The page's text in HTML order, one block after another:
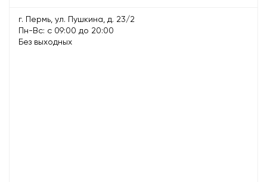
г. Пермь, ул. Пушкина, д. 23/2
Пн-Вс: с 09:00 до 20:00
Без выходных